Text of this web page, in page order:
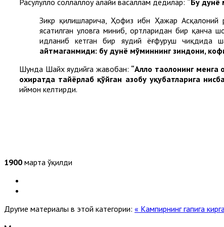
Зикр қилишларича, Ҳофиз ибн Ҳажар Асқалоний
ясатилган уловга миниб, ортларидан бир қанча
ҳидланиб кетган бир яҳудий ёғфуруш чиқдида
айтмаганмиди: бу дунё мўминнинг зиндони,
Шунда Шайх яҳудийга жавобан: “Аллоҳ таолонинг менга
охиратда тайёрлаб қўйган азобу уқубатларига
иймон келтирди.
1900 марта ўқилди
Другие материалы в этой категории: « Кампирнинг гапига